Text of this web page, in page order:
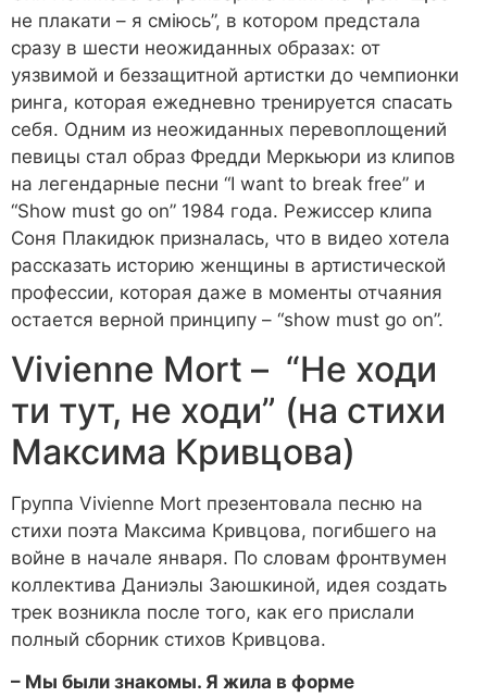
не плакати – я сміюсь”, в котором предстала
сразу в шести неожиданных образах: от
уязвимой и беззащитной артистки до чемпионки
ринга, которая ежедневно тренируется спасать
себя. Одним из неожиданных перевоплощений
певицы стал образ Фредди Меркьюри из клипов
на легендарные песни “І want to break free” и
“Show must go on” 1984 года. Режиссер клипа
Соня Плакидюк призналась, что в видео хотела
рассказать историю женщины в артистической
профессии, которая даже в моменты отчаяния
остается верной принципу – “show must go on”.
Vivienne Mort – “Не ходи
ти тут, не ходи” (на стихи
Максима Кривцова)
Группа Vivienne Mort презентовала песню на
стихи поэта Максима Кривцова, погибшего на
войне в начале января. По словам фронтвумен
коллектива Даниэлы Заюшкиной, идея создать
трек возникла после того, как его прислали
полный сборник стихов Кривцова.
– Мы были знакомы. Я жила в форме